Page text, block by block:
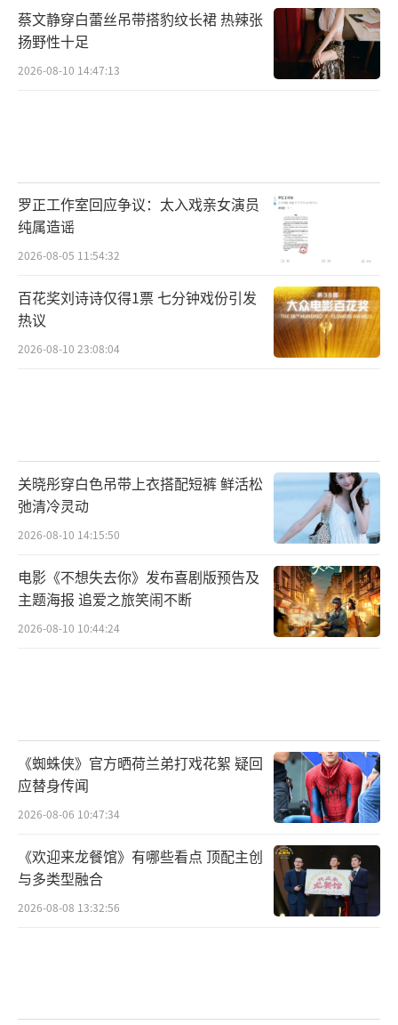
蔡文静穿白蕾丝吊带搭豹纹长裙 热辣张
扬野性十足
2026-08-10 14:47:13
罗正工作室回应争议：太入戏亲女演员
纯属造谣
2026-08-05 11:54:32
百花奖刘诗诗仅得1票 七分钟戏份引发
热议
2026-08-10 23:08:04
关晓彤穿白色吊带上衣搭配短裤 鲜活松
弛清冷灵动
2026-08-10 14:15:50
电影《不想失去你》发布喜剧版预告及
主题海报 追爱之旅笑闹不断
2026-08-10 10:44:24
《蜘蛛侠》官方晒荷兰弟打戏花絮 疑回
应替身传闻
2026-08-06 10:47:34
《欢迎来龙餐馆》有哪些看点 顶配主创
与多类型融合
2026-08-08 13:32:56